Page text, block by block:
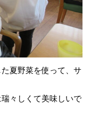
夏野菜を使って、サ
々しくて美味しいで